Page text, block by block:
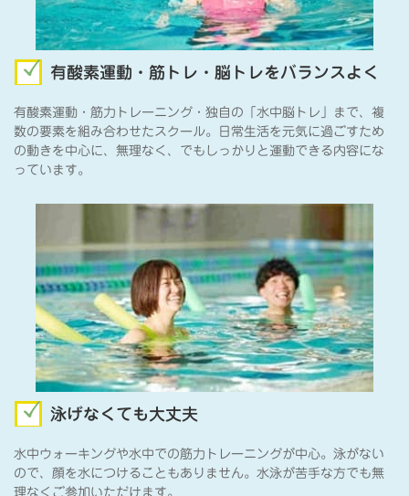
有酸素運動・筋トレ・脳トレをバランスよく
有酸素運動・筋力トレーニング・独自の「水中脳トレ」まで、複
数の要素を組み合わせたスクール。日常生活を元気に過ごすため
の動きを中心に、無理なく、でもしっかりと運動できる内容にな
っています。
泳げなくても大丈夫
水中ウォーキングや水中での筋力トレーニングが中心。泳がない
ので、顔を水につけることもありません。水泳が苦手な方でも無
理なくご参加いただけます。